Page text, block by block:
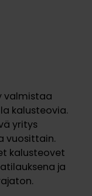
valmistaa
kalusteovia.
yritys
vuosittain.
kalusteovet
ja